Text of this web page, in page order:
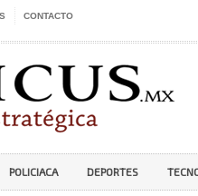
CONTACTO
POLICIACA DEPORTES